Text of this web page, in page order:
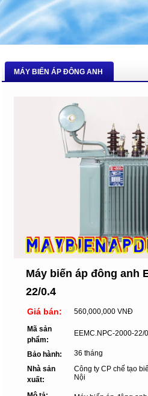
MÁY BIẾN ÁP ĐÔNG ANH
Máy biến áp đông anh
22/0.4
Giá bán: 560,000,000 VNĐ
Mã sản
phẩm:
EEMC.NPC-2000-22/
Bảo hành:
36 tháng
Nhà sản
xuất:
Công ty CP chế tạo
Nội